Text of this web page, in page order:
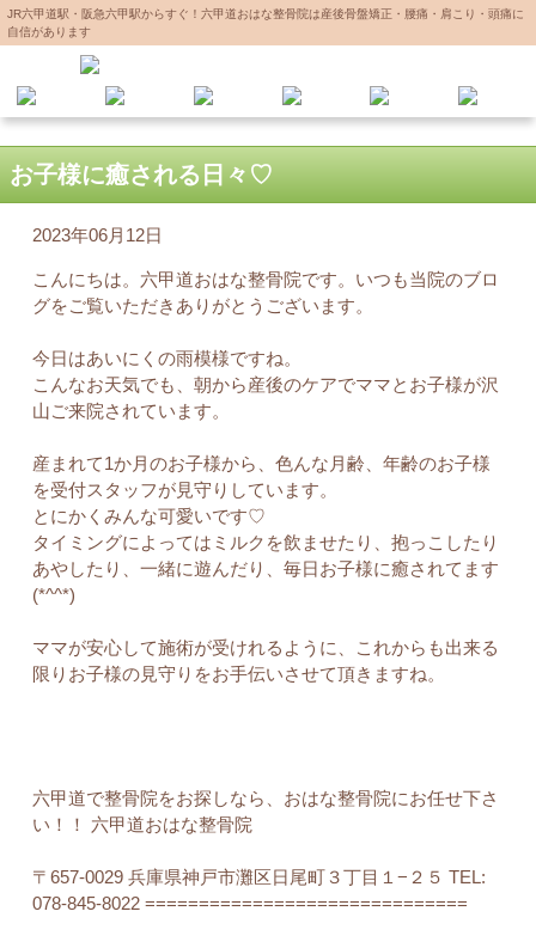
JR六甲道駅・阪急六甲駅からすぐ！六甲道おはな整骨院は産後骨盤矯正・腰痛・肩こり・頭痛に
自信があります
お子様に癒される日々♡
2023年06月12日
こんにちは。六甲道おはな整骨院です。いつも当院のブロ
グをご覧いただきありがとうございます。
今日はあいにくの雨模様ですね。
こんなお天気でも、朝から産後のケアでママとお子様が沢
山ご来院されています。
産まれて1か月のお子様から、色んな月齢、年齢のお子様
を受付スタッフが見守りしています。
とにかくみんな可愛いです♡
タイミングによってはミルクを飲ませたり、抱っこしたり
あやしたり、一緒に遊んだり、毎日お子様に癒されてます
(*^^*)
ママが安心して施術が受けれるように、これからも出来る
限りお子様の見守りをお手伝いさせて頂きますね。
六甲道で整骨院をお探しなら、おはな整骨院にお任せ下さ
い！！ 六甲道おはな整骨院
〒657-0029 兵庫県神戸市灘区日尾町３丁目１−２５ TEL:
078-845-8022 ==============================